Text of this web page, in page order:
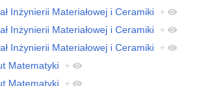
Inżynierii Materiałowej i Ceramiki +
Inżynierii Materiałowej i Ceramiki +
Inżynierii Materiałowej i Ceramiki +
Matematyki +
Matematyki +